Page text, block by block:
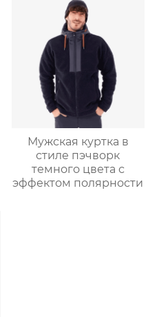
Мужская куртка в
стиле пэчворк
темного цвета с
эффектом полярности